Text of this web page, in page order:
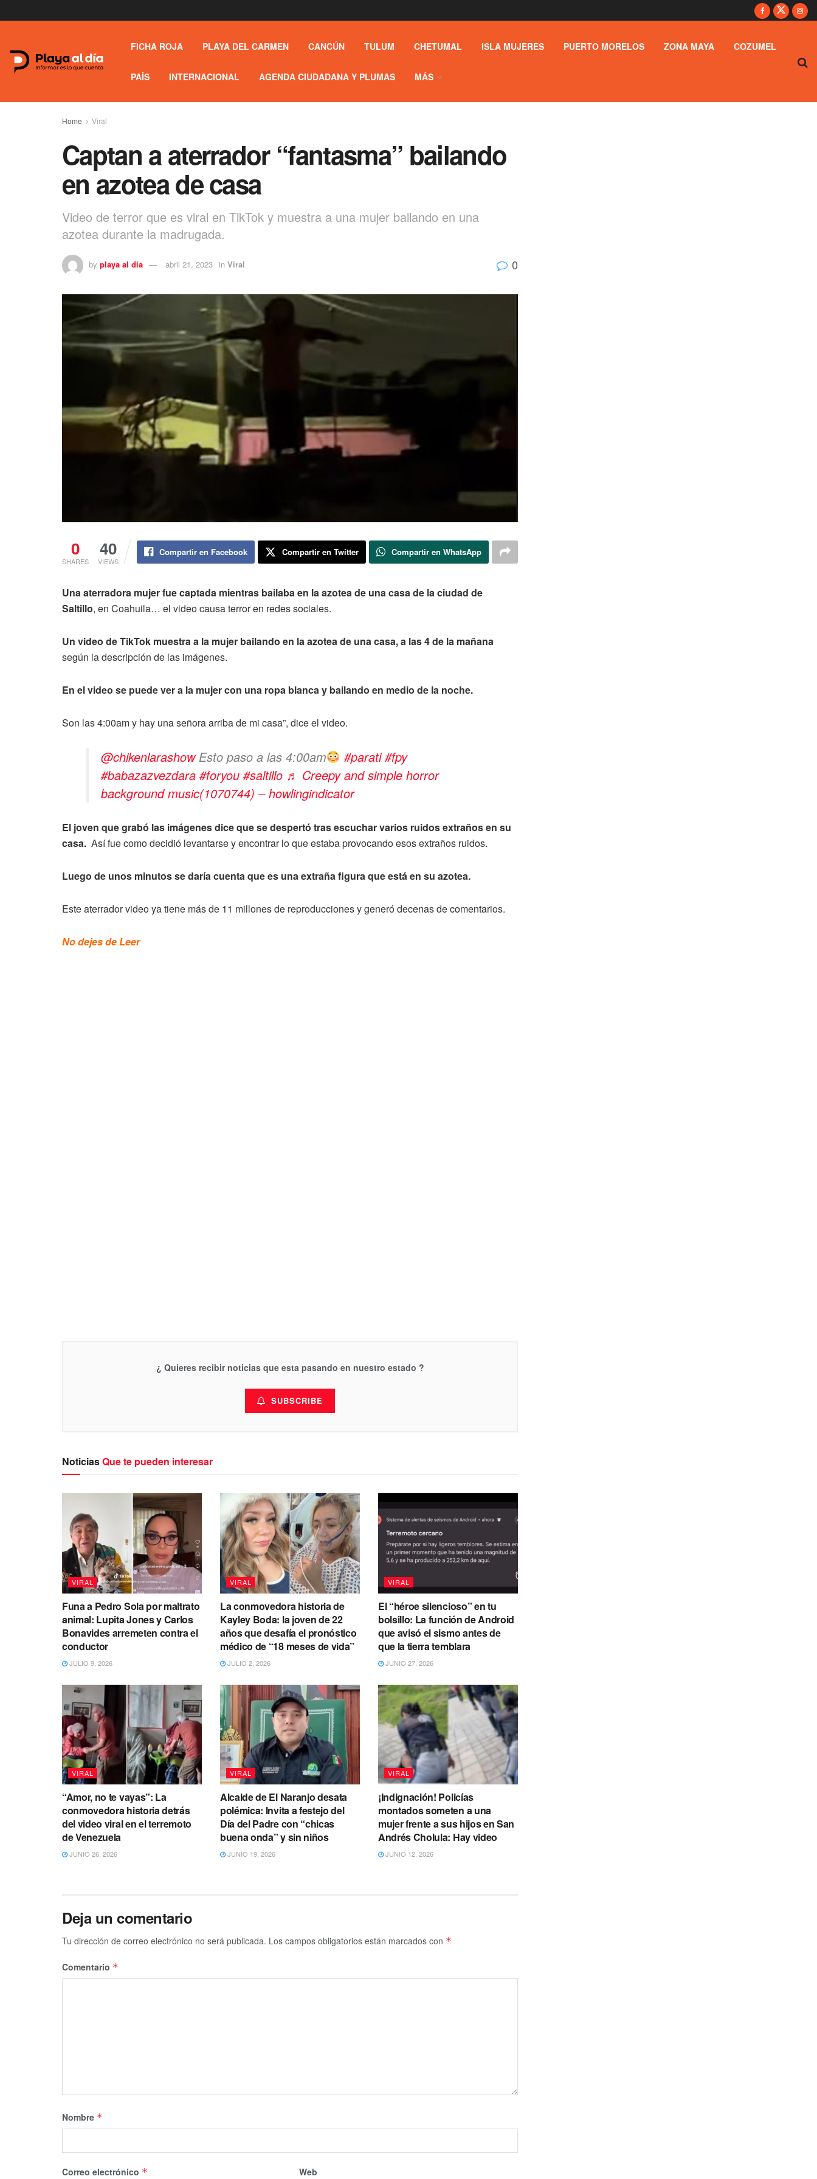
FICHA ROJA PLAYA DEL CARMEN CANCÚN TULUM CHETUMAL ISLA MUJERES PUERTO MORELOS ZONA MAYA COZUMEL
PAÍS INTERNACIONAL AGENDA CIUDADANA Y PLUMAS MÁS
Home Viral
Captan a aterrador “fantasma” bailando
en azotea de casa
Video de terror que es viral en TikTok y muestra a una mujer bailando en una
azotea durante la madrugada.
by playa al dia abril 21, 2023 in Viral 0
0
SHARES
40
VIEWS
Compartir en Facebook Compartir en Twitter Compartir en WhatsApp
Una aterradora mujer fue captada mientras bailaba en la azotea de una casa de la ciudad de
Saltillo, en Coahuila… el video causa terror en redes sociales.
Un video de TikTok muestra a la mujer bailando en la azotea de una casa, a las 4 de la mañana
según la descripción de las imágenes.
En el video se puede ver a la mujer con una ropa blanca y bailando en medio de la noche.
Son las 4:00am y hay una señora arriba de mi casa”, dice el video.
@chikenlarashowEsto paso a las 4:00am #parati #fpy
#babazazvezdara #foryou #saltillo ♬ Creepy and simple horror
background music(1070744) – howlingindicator
El joven que grabó las imágenes dice que se despertó tras escuchar varios ruidos extraños en su
casa. Así fue como decidió levantarse y encontrar lo que estaba provocando esos extraños ruidos.
Luego de unos minutos se daría cuenta que es una extraña figura que está en su azotea.
Este aterrador video ya tiene más de 11 millones de reproducciones y generó decenas de comentarios.
No dejes de Leer
¿ Quieres recibir noticias que esta pasando en nuestro estado ?
SUBSCRIBE
NoticiasQue te pueden interesar
VIRAL
Funa a Pedro Sola por maltrato
animal: Lupita Jones y Carlos
Bonavides arremeten contra el
conductor
JULIO 9, 2026
VIRAL
La conmovedora historia de
Kayley Boda: la joven de 22
años que desafía el pronóstico
médico de “18 meses de vida”
JULIO 2, 2026
VIRAL
El “héroe silencioso” en tu
bolsillo: La función de Android
que avisó el sismo antes de
que la tierra temblara
JUNIO 27, 2026
VIRAL
“Amor, no te vayas”: La
conmovedora historia detrás
del video viral en el terremoto
de Venezuela
JUNIO 26, 2026
VIRAL
Alcalde de El Naranjo desata
polémica: Invita a festejo del
Día del Padre con “chicas
buena onda” y sin niños
JUNIO 19, 2026
VIRAL
¡Indignación! Policías
montados someten a una
mujer frente a sus hijos en San
Andrés Cholula: Hay video
JUNIO 12, 2026
Deja un comentario
Tu dirección de correo electrónico no será publicada. Los campos obligatorios están marcados con *
Comentario *
Nombre *
Correo electrónico * Web